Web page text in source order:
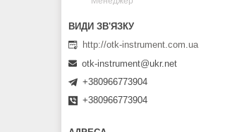
http://otk-instrument.com.ua
otk-instrument@ukr.net
+380966773904
+380966773904